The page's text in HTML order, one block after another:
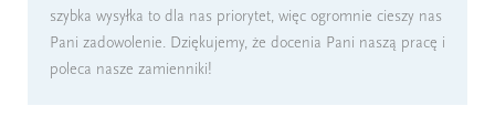
szybka wysyłka to dla nas priorytet, więc ogromnie cieszy nas
Pani zadowolenie. Dziękujemy, że docenia Pani naszą pracę i
poleca nasze zamienniki!